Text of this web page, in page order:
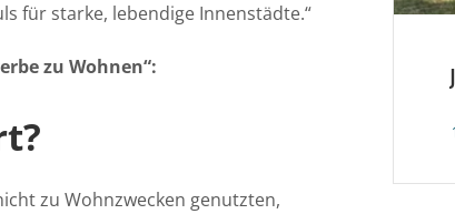
für starke, lebendige Innenstädte.“
zu Wohnen“:
zu Wohnzwecken genutzten,